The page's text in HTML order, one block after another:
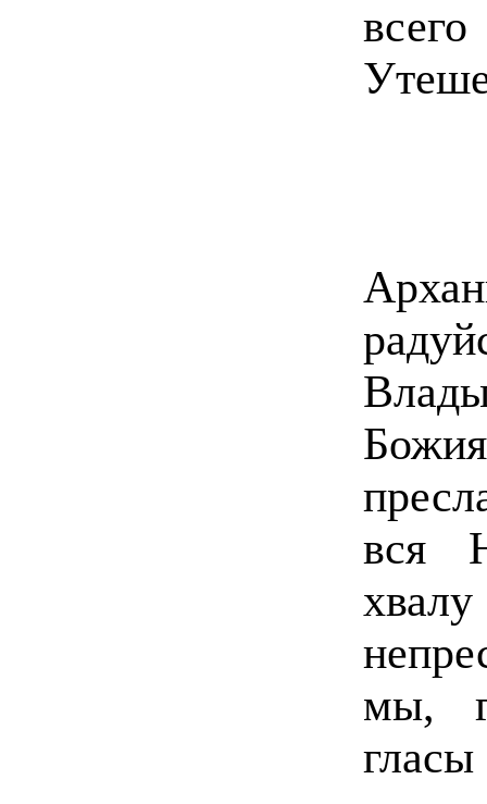
вся
мы,